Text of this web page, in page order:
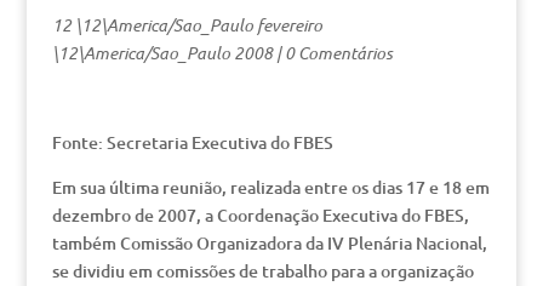
12 \12\America/Sao_Paulo fevereiro
\12\America/Sao_Paulo 2008|0 Comentários
Fonte: Secretaria Executiva do FBES
Em sua última reunião, realizada entre os dias 17 e 18 em
dezembro de 2007, a Coordenação Executiva do FBES,
também Comissão Organizadora da IV Plenária Nacional,
se dividiu em comissões de trabalho para a organização